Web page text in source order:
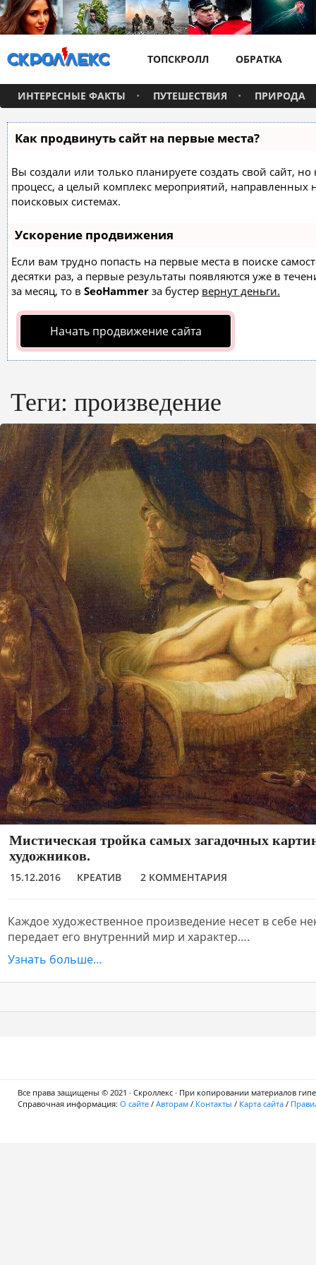
ТОПСКРОЛЛ ОБРАТКА
ИНТЕРЕСНЫЕ ФАКТЫ ПУТЕШЕСТВИЯ ПРИРОДА
Как продвинуть сайт на первые места?
Вы создали или только планируете создать свой сайт,
процесс, а целый комплекс мероприятий,
поисковых системах.
Ускорение продвижения
Если вам трудно попасть на первые места в поиске
десятки раз, а первые результаты появляются уже в
за месяц, то в SeoHammer за бустер вернут деньги.
Начать продвижение сайта
Теги: произведение
Мистическая тройка самых загадочных
художников.
15.12.2016 КРЕАТИВ 2 КОММЕНТАРИЯ
Каждое художественное произведение несет в себе
передает его внутренний мир и характер….
Узнать больше…
Все права защищены © 2021 · Скроллекс · При копировании материалов
Справочная информация: О сайте / Авторам / Контакты / Карта сайта /